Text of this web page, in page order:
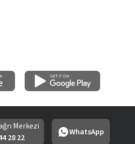
Merkezi
28 22
WhatsApp